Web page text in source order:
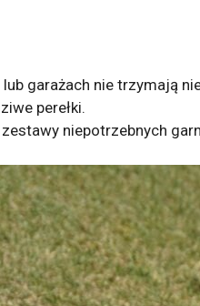
garażach nie trzymają
perełki.
niepotrzebnych